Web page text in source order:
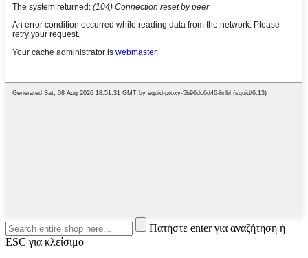
Πατήστε enter για αναζήτηση ή
ESC για κλείσιμο